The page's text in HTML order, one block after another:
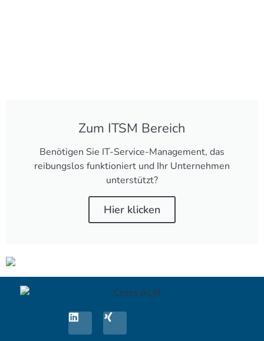
Zum ITSM Bereich
Benötigen Sie IT-Service-Management, das
reibungslos funktioniert und Ihr Unternehmen
unterstützt?
Hier klicken